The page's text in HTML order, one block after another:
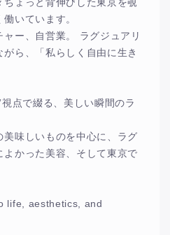
ょっと背伸びした東京を覗
いています。
ー、自営業。 ラグジュアリ
ら、「私らしく自由に生き
点で綴る、美しい瞬間のラ
美味しいものを中心に、ラグ
かった美容、そして東京で
life, aesthetics, and